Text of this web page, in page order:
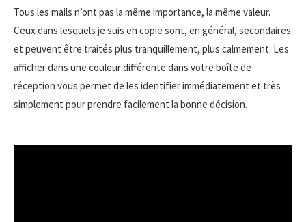
Tous les mails n’ont pas la même importance, la même valeur.
Ceux dans lesquels je suis en copie sont, en général, secondaires
et peuvent être traités plus tranquillement, plus calmement. Les
afficher dans une couleur différente dans votre boîte de
réception vous permet de les identifier immédiatement et très
simplement pour prendre facilement la bonne décision.